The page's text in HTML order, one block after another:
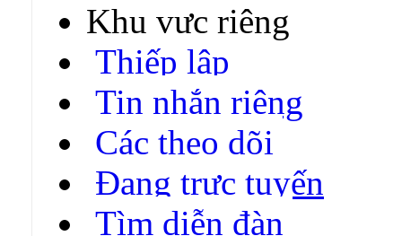
Khu vực riêng
Thiếp lập
Tin nhắn riêng
Các theo dõi
Đang trực tuyến
Tìm diễn đàn